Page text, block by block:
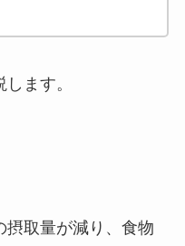
ます。
摂取量が減り、食物